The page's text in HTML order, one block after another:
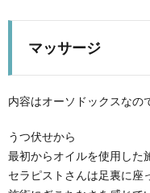
マッサージ
内容はオーソドックスなの
うつ伏せから
最初からオイルを使用した
セラピストさんは足裏に座